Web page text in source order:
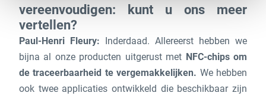
vereenvoudigen: kunt u ons meer
vertellen?
Paul-Henri Fleury: Inderdaad. Allereerst hebben we
bijna al onze producten uitgerust met NFC-chips om
de traceerbaarheid te vergemakkelijken. We hebben
ook twee applicaties ontwikkeld die beschikbaar zijn